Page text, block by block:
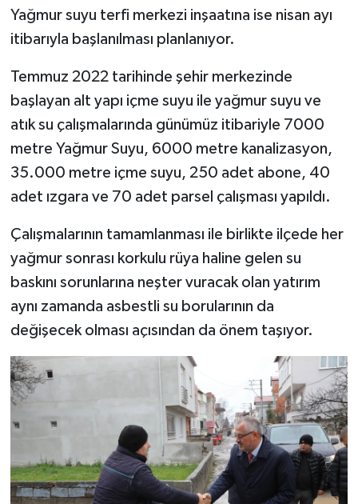
Yağmur suyu terfi merkezi inşaatına ise nisan ayı
itibarıyla başlanılması planlanıyor.
Temmuz 2022 tarihinde şehir merkezinde
başlayan alt yapı içme suyu ile yağmur suyu ve
atık su çalışmalarında günümüz itibariyle 7000
metre Yağmur Suyu, 6000 metre kanalizasyon,
35.000 metre içme suyu, 250 adet abone, 40
adet ızgara ve 70 adet parsel çalışması yapıldı.
Çalışmalarının tamamlanması ile birlikte ilçede her
yağmur sonrası korkulu rüya haline gelen su
baskını sorunlarına neşter vuracak olan yatırım
aynı zamanda asbestli su borularının da
değişecek olması açısından da önem taşıyor.